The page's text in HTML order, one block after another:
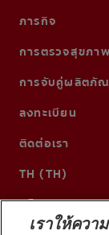
ภารกิจ
การตรวจสุขภา
การจับคู่ผลิตภั
ลงทะเบียน
ติดต่อเรา
TH (TH)
เราให้คว